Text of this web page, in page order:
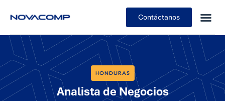
Contáctanos
HONDURAS
Analista de Negocios